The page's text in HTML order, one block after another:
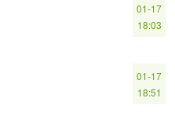
01-17
18:03
01-17
18:51